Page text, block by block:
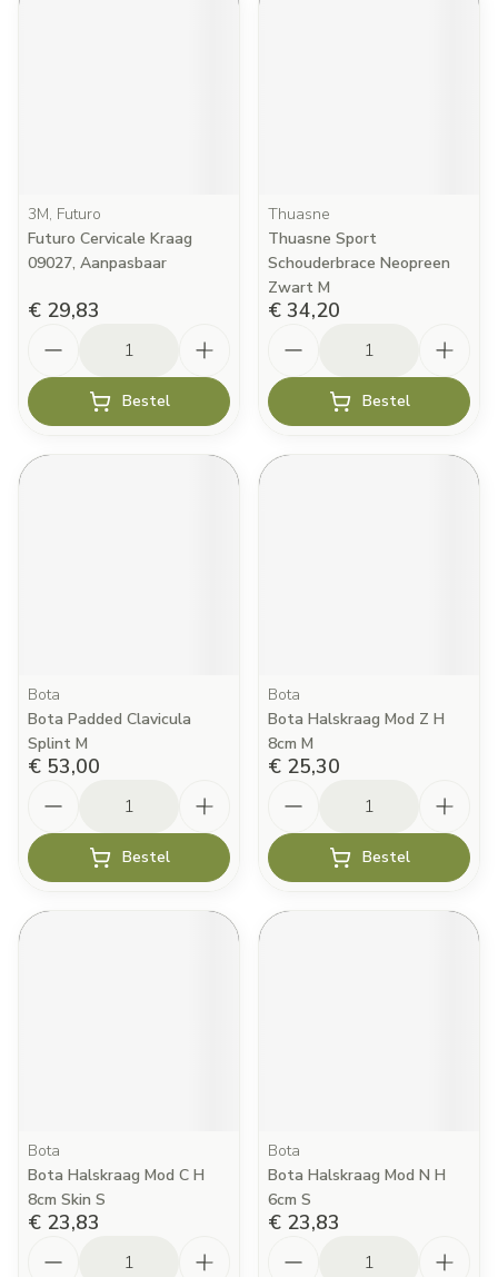
3M, Futuro
Futuro Cervicale Kraag
09027, Aanpasbaar
€ 29,83
Bestel
Thuasne
Thuasne Sport
Schouderbrace Neopreen
Zwart M
€ 34,20
Bestel
Bota
Bota Padded Clavicula
Splint M
€ 53,00
Bestel
Bota
Bota Halskraag Mod Z H
8cm M
€ 25,30
Bestel
Bota
Bota Halskraag Mod C H
8cm Skin S
€ 23,83
Bota
Bota Halskraag Mod N H
6cm S
€ 23,83